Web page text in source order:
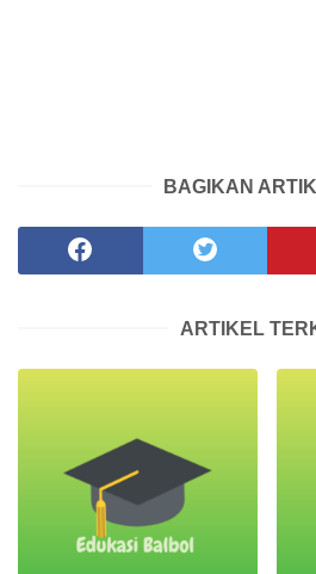
BAGIKAN
ARTIKEL